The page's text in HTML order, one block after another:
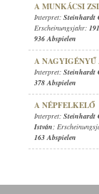
A MUNKÁCSI
Interpret: Steinhardt
Erscheinungsjahr:
936 Abspielen
A NAGYIGÉNYŰ
Interpret: Steinhardt
378 Abspielen
A NÉPFELKELŐ
Interpret: Steinhardt
István;
163 Abspielen